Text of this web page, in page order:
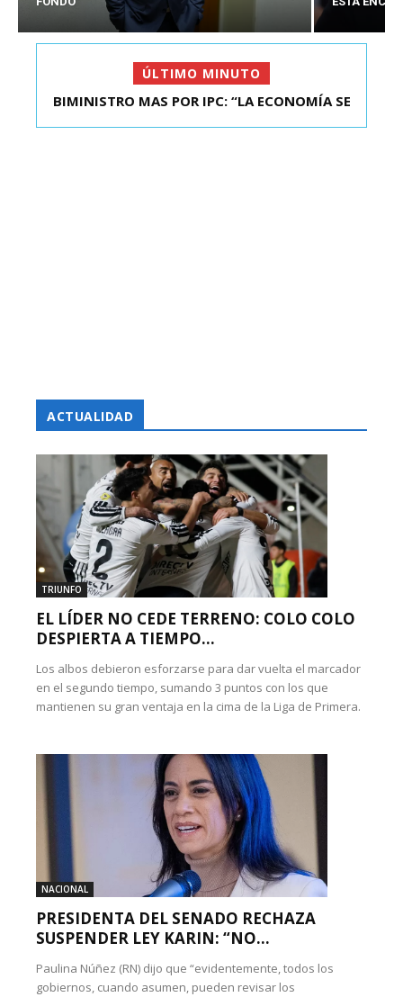
ÚLTIMO MINUTO
KAST SE REUNIÓ CON EL PRESIDENTE ELECTO DE
ACTUALIDAD
TRIUNFO
EL LÍDER NO CEDE TERRENO: COLO COLO
DESPIERTA A TIEMPO...
Los albos debieron esforzarse para dar vuelta el marcador
en el segundo tiempo, sumando 3 puntos con los que
mantienen su gran ventaja en la cima de la Liga de Primera.
NACIONAL
PRESIDENTA DEL SENADO RECHAZA
SUSPENDER LEY KARIN: “NO...
Paulina Núñez (RN) dijo que “evidentemente, todos los
gobiernos, cuando asumen, pueden revisar los